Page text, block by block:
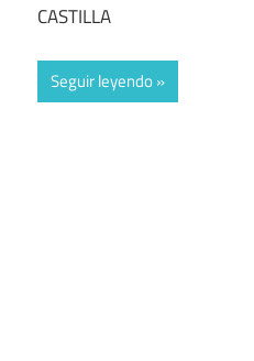
CASTILLA
Seguir leyendo